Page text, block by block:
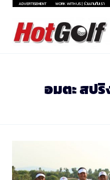
Skip
content
ADVERTISEMENT WORK WITH US | ร่วมงานกับเรา
อมตะ สป